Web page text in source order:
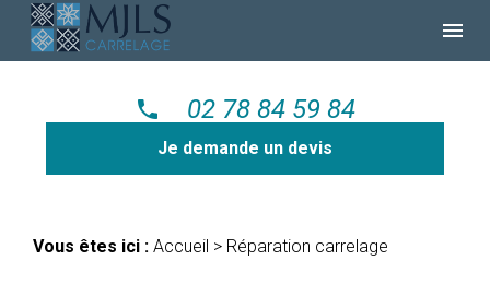
menu
phone 02 78 84 59 84
Je demande un devis
Vous êtes ici : Accueil > Réparation carrelage
Panneau de gestion des cookies